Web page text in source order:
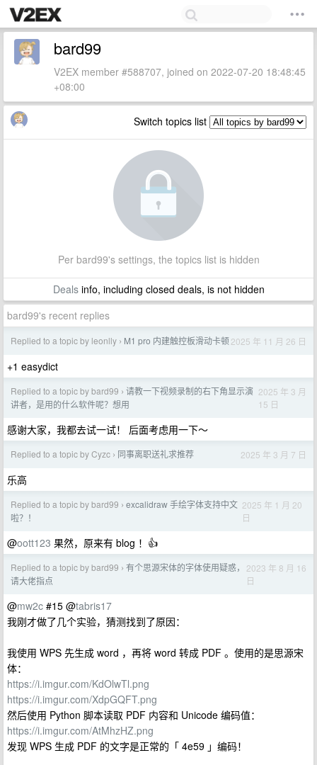
bard99
V2EX member #588707, joined on 2022-07-20 18:48:45
+08:00
Switch topics list
Per bard99's settings, the topics list is hidden
Dealsinfo, including closed deals, is not hidden
bard99's recent replies
Replied to a topic by leonlly › M1 pro 内建触控板滑动卡顿2025 年 11 月 26 日
+1 easydict
Replied to a topic by bard99 › 请教一下视频录制的右下角显示演
讲者，是用的什么软件呢？想用
2025 年 3 月
15 日
感谢大家，我都去试一试！ 后面考虑用一下～
Replied to a topic by Cyzc › 同事离职送礼求推荐 2025 年 3 月 7 日
乐高
Replied to a topic by bard99 › excalidraw 手绘字体支持中文
啦？！
2025 年 1 月 20
日
@oott123 果然，原来有 blog ！👍
Replied to a topic by bard99 › 有个思源宋体的字体使用疑惑，
请大佬指点
2023 年 8 月 16
日
@mw2c #15 @tabris17
我刚才做了几个实验，猜测找到了原因：
我使用 WPS 先生成 word ，再将 word 转成 PDF 。使用的是思源宋
体：
https://i.imgur.com/KdOlwTl.png
https://i.imgur.com/XdpGQFT.png
然后使用 Python 脚本读取 PDF 内容和 Unicode 编码值：
https://i.imgur.com/AtMhzHZ.png
发现 WPS 生成 PDF 的文字是正常的「 4e59 」编码！